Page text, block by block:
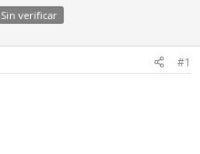
Sin verificar
#1